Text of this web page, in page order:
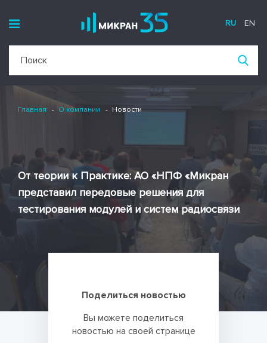
RU EN
От теории к Практике: АО «НПФ «Микран
представил передовые решения для
тестирования модулей и систем радиосвязи
Поделиться новостью
Вы можете поделиться
новостью на своей странице
Главная О компании Новости